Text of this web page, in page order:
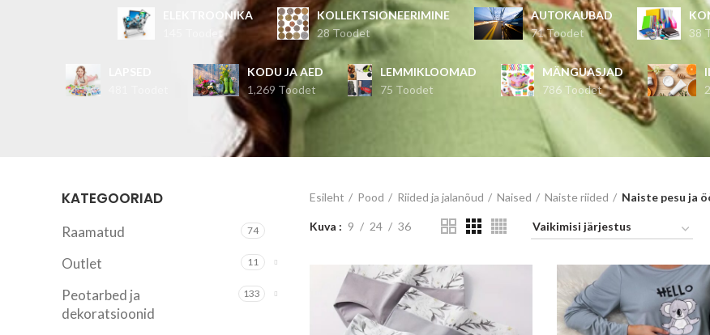
ELEKTROONIKA
145 Toodet
KOLLEKTSIONEERIMINE
28 Toodet
AUTOKAUBAD
71 Toodet
38
KODU JA AED
1,269 Toodet
LEMMIKLOOMAD
75 Toodet
MÄNGUASJAD
786 Toodet
KATEGOORIAD
Raamatud 74
Outlet 11
Peotarbed ja
dekoratsioonid
133
Esileht Pood Riided ja jalanõud Naised Naiste riided Naiste pesu ja
Kuva 9 24 36